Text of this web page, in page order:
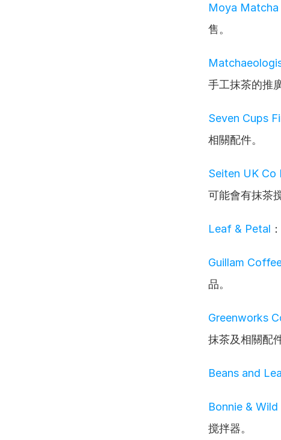
Moya Matcha
售。
手工抹茶的推
Seven Cups
相關配件。
Seiten UK Co
可能會有抹茶
Leaf & Petal
Guillam
品。
Greenworks
抹茶及相關配件
Beans and
Bonnie & Wild
搅拌器。